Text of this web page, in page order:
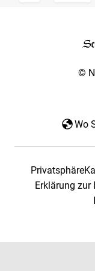
©
Wo
Privatsphäre
Erklärung zur